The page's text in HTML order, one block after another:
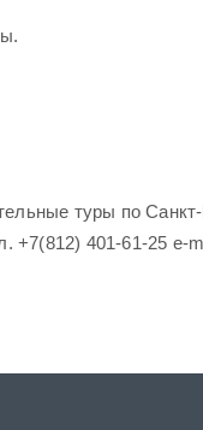
туры по
401-61-25